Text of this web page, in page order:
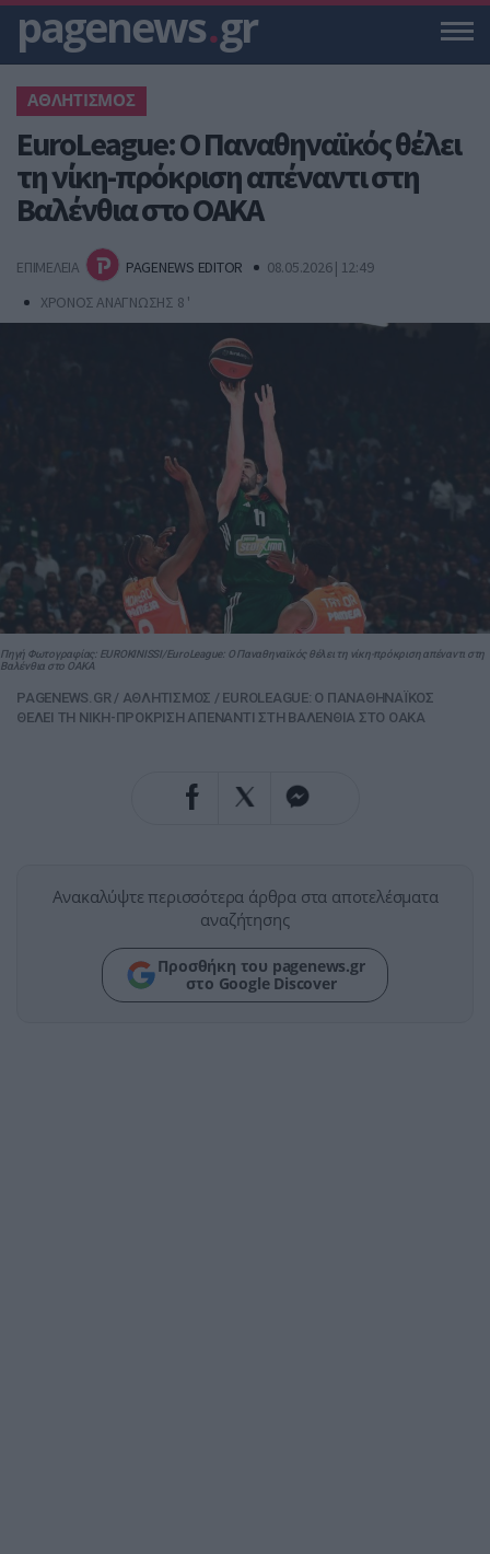
pagenews.gr
ΑΘΛΗΤΙΣΜΟΣ
EuroLeague: Ο Παναθηναϊκός θέλει
τη νίκη-πρόκριση απέναντι στη
Βαλένθια στο ΟΑΚΑ
ΕΠΙΜΕΛΕΙΑ PAGENEWS EDITOR
08.05.2026 | 12:49
ΧΡΟΝΟΣ ΑΝΑΓΝΩΣΗΣ 8 '
Πηγή Φωτογραφίας: EUROKINISSI/EuroLeague: Ο Παναθηναϊκός θέλει τη νίκη-πρόκριση απέναντι στη
Βαλένθια στο ΟΑΚΑ
PAGENEWS.GR / ΑΘΛΗΤΙΣΜΟΣ / EUROLEAGUE: Ο ΠΑΝΑΘΗΝΑΪΚΟΣ
ΘΕΛΕΙ ΤΗ ΝΙΚΗ-ΠΡΟΚΡΙΣΗ ΑΠΕΝΑΝΤΙ ΣΤΗ ΒΑΛΕΝΘΙΑ ΣΤΟ ΟΑΚΑ
Ανακαλύψτε περισσότερα άρθρα στα αποτελέσματα
αναζήτησης
Προσθήκη του pagenews.gr
στο Google Discover